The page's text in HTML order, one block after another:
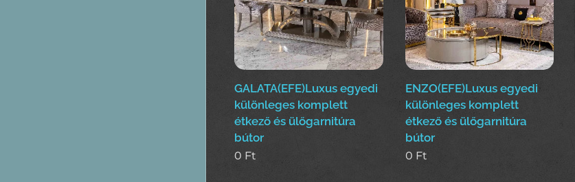
GALATA(EFE)Luxus egyedi
különleges komplett
étkező és ülőgarnitúra
bútor
0 Ft
ENZO(EFE)Luxus egyedi
különleges komplett
étkező és ülőgarnitúra
bútor
0 Ft